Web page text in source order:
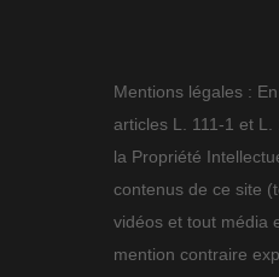
Mentions légales :
articles L. 111-1 et
la Propriété
contenus de ce site
vidéos et tout média
mention contraire